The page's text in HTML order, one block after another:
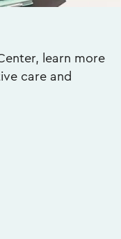
learn more
care and